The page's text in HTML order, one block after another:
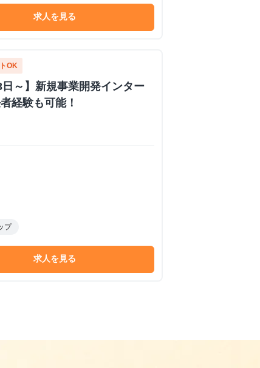
求人を見る
OK
日～】新規事業開発インター
経験も可能！
プ
求人を見る